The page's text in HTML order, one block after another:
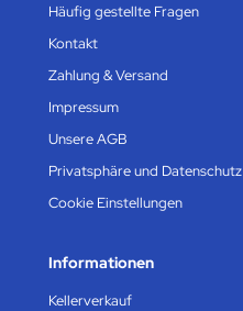
Häufig gestellte Fragen
Kontakt
Zahlung & Versand
Impressum
Unsere AGB
Privatsphäre und Datenschutz
Cookie Einstellungen
Informationen
Kellerverkauf